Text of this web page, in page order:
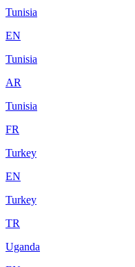
Tunisia
EN
Tunisia
AR
Tunisia
FR
Turkey
EN
Turkey
TR
Uganda